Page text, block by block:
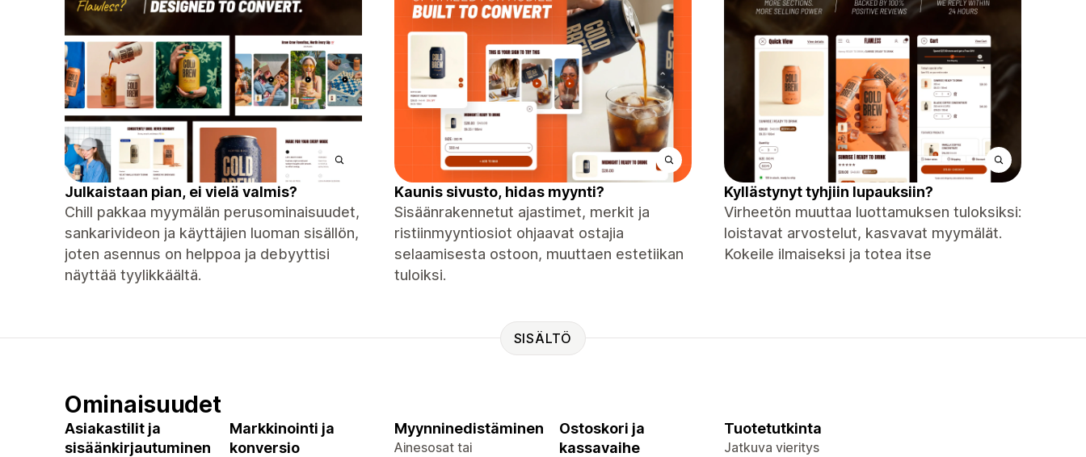
Julkaistaan ​​pian, ei vielä valmis?
Chill pakkaa myymälän perusominaisuudet,
sankarivideon ja käyttäjien luoman sisällön,
joten asennus on helppoa ja debyyttisi
näyttää tyylikkäältä.
Kaunis sivusto, hidas myynti?
Sisäänrakennetut ajastimet, merkit ja
ristiinmyyntiosiot ohjaavat ostajia
selaamisesta ostoon, muuttaen estetiikan
tuloiksi.
Kyllästynyt tyhjiin lupauksiin?
Virheetön muuttaa luottamuksen tuloksiksi:
loistavat arvostelut, kasvavat myymälät.
Kokeile ilmaiseksi ja totea itse
SISÄLTÖ
Ominaisuudet
Asiakastilit ja
sisäänkirjautuminen
Markkinointi ja
konversio
Myynninedistäminen
Ainesosat tai
Ostoskori ja
kassavaihe
Tuotetutkinta
Jatkuva vieritys